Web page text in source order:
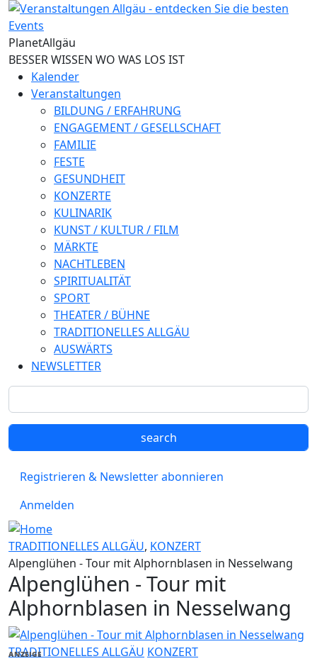
Direkt zum Inhalt
PlanetAllgäu
BESSER WISSEN WO WAS LOS IST
Kalender
Veranstaltungen
BILDUNG / ERFAHRUNG
ENGAGEMENT / GESELLSCHAFT
FAMILIE
FESTE
GESUNDHEIT
KONZERTE
KULINARIK
KUNST / KULTUR / FILM
MÄRKTE
NACHTLEBEN
SPIRITUALITÄT
SPORT
THEATER / BÜHNE
TRADITIONELLES ALLGÄU
AUSWÄRTS
NEWSLETTER
Registrieren & Newsletter abonnieren
Anmelden
TRADITIONELLES ALLGÄU, KONZERT
Alpenglühen - Tour mit Alphornblasen in Nesselwang
Alpenglühen - Tour mit
Alphornblasen in Nesselwang
TRADITIONELLES ALLGÄU KONZERT
ANZEIGE